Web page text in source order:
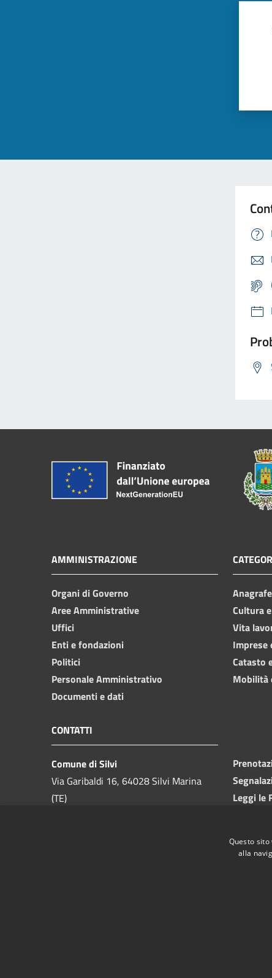
AMMINISTRAZIONE
Organi di Governo
Aree Amministrative
Uffici
Enti e fondazioni
Politici
Personale Amministrativo
Documenti e dati
Cultura
Vita
Imprese
Catasto
Mobilità
CONTATTI
Comune di Silvi
Via Garibaldi 16, 64028 Silvi Marina
(TE)
Leggi le
Questo
alla